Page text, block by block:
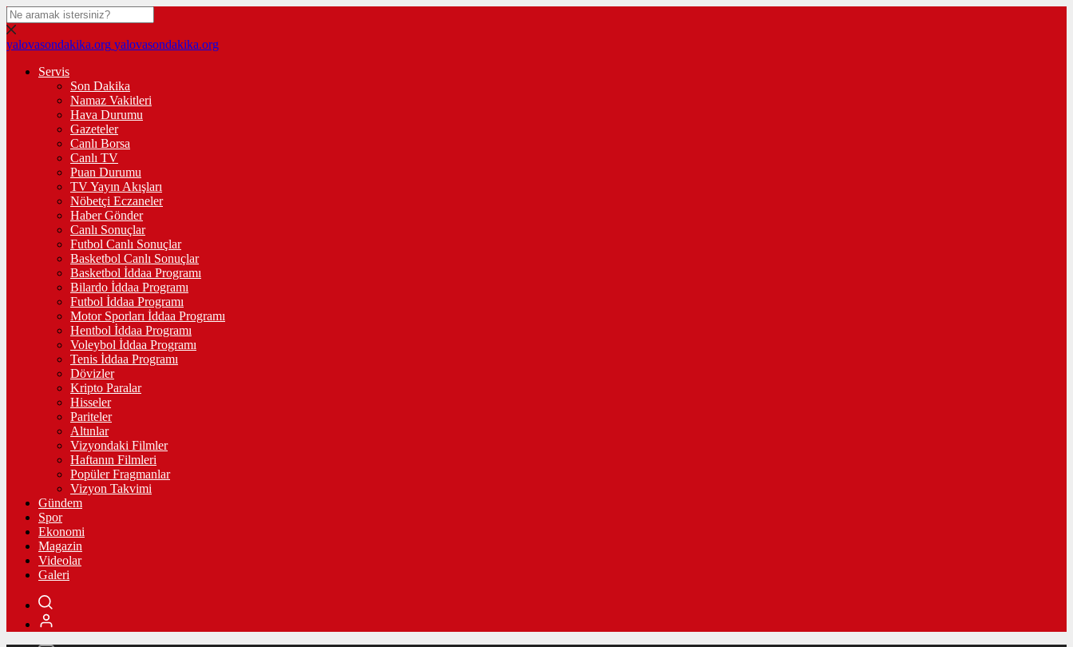
yalovasondakika.org yalovasondakika.org
Servis
Son Dakika
Namaz Vakitleri
Hava Durumu
Gazeteler
Canlı Borsa
Canlı TV
Puan Durumu
TV Yayın Akışları
Nöbetçi Eczaneler
Haber Gönder
Canlı Sonuçlar
Futbol Canlı Sonuçlar
Basketbol Canlı Sonuçlar
Basketbol İddaa Programı
Bilardo İddaa Programı
Futbol İddaa Programı
Motor Sporları İddaa Programı
Hentbol İddaa Programı
Voleybol İddaa Programı
Tenis İddaa Programı
Dövizler
Kripto Paralar
Hisseler
Pariteler
Altınlar
Vizyondaki Filmler
Haftanın Filmleri
Popüler Fragmanlar
Vizyon Takvimi
Gündem
Spor
Ekonomi
Magazin
Videolar
Galeri